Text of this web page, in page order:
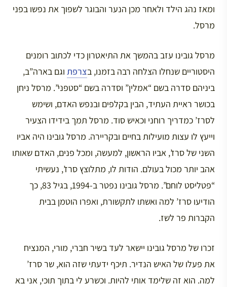
ומאז נהג הילד ולאחר מכן הנער והבוגר לשפוך את נפשו בפני
מרסל.
מרסל גובינו עזב בהמשך את התיאטרון כדי לכתוב רומנים
היסטוריים שנחלו הצלחה רבה בזמנו, בצרפת וגם בארה”ב,
ביניהם סדרה בשם “אמלין” וסדרה בשם “סטפני”. מרסל ניחן
בכושר ראיית העתיד, הבין בקלפים ובנפש האדם, ושימש
לסרז’ כמדריך רוחני וכאיש סוד. מרסל תמך בידידו הצעיר
וייעץ לו עצות מועילות בחיים ובקריירה. מרסל גובינו היה אביו
השני של סרז’, אביו הראשון, למעשה, ומכל פנים, האדם שאותו
אהב יותר מכול בעולם. הודות לו, מתלוצץ סרז’, נעשיתי
“פטליסט לוחם”. מרסל גובינו נפטר ב-1994, בגיל 83, כך
הודיעו סרז’ למה ואשתו לתקשורת, ואפרו הוטמן בבית
הקברות פר לשז.
זכרו של מרסל גובינו יישאר לעד בשיר חברי, מורי, המנציח
את פעלו של האיש הנדיר. תיכף ידעתי שזה הוא, שר סרז’
למה. הוא זה שלימד אותי להיות. וכשרע לי בתוך תוכי, אני בא